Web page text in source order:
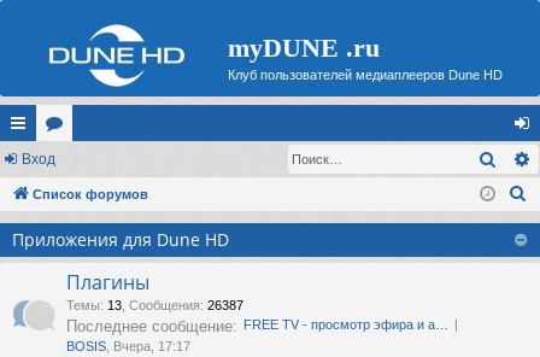
myDUNE .ru
Клуб пользователей медиаплееров Dune HD
с
ы
лк
и
ор
ум
хо
д
Вход
Список форумов
Приложения для Dune HD
Плагины
Темы: 13 Сообщения: 26387
Последнее сообщение: FREE TV - просмотр эфира и а…
BOSIS , Вчера, 17:17